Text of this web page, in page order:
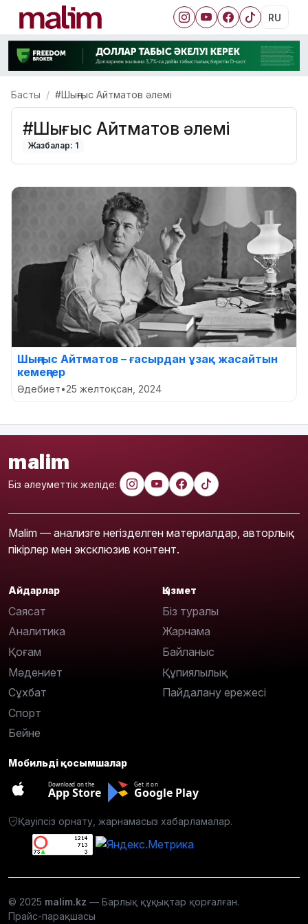
RU
Басты #Шыңғыс Айтматов әлемі
#Шыңғыс Айтматов әлемі
Жазбалар: 1
Шыңғыс Айтматов – ғасырдан ұзақ жасайтын
кемеңгер
Әдебиет•25 желтоқсан, 2024
malim
Біз әлеуметтік желіде:
Malim — анализге негізделген материалдар, авторлық
пікірлер мен эксклюзив контент.
Айдарлар
Саясат
Аналитика
Қоғам
Мәдениет
Сұхбат
Спорт
Бейне
Қызмет
Біз туралы
Жарнама
Байланыс
Құпиялылық
Пайдалану ережесі
Мобильді қосымшалар
Download on the
App Store
Get it on
Google Play
Қауіпсіз орнату, жарнамасыз хабарламалар.
© 2025 malim.kz — Барлық құқықтар қорғалған.
Прайс-парақшасы